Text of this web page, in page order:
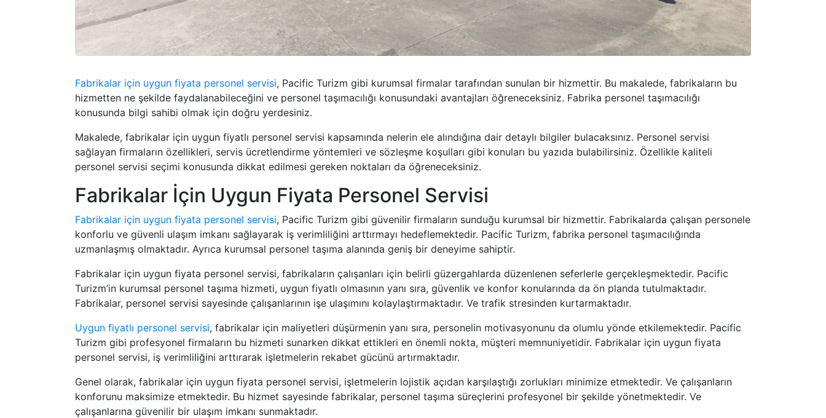
Fabrikalar için uygun fiyata personel servisi, Pacific Turizm gibi kurumsal firmalar tarafından sunulan bir hizmettir. Bu makalede, fabrikaların bu
hizmetten ne şekilde faydalanabileceğini ve personel taşımacılığı konusundaki avantajları öğreneceksiniz. Fabrika personel taşımacılığı
konusunda bilgi sahibi olmak için doğru yerdesiniz.
Makalede, fabrikalar için uygun fiyatlı personel servisi kapsamında nelerin ele alındığına dair detaylı bilgiler bulacaksınız. Personel servisi
sağlayan firmaların özellikleri, servis ücretlendirme yöntemleri ve sözleşme koşulları gibi konuları bu yazıda bulabilirsiniz. Özellikle kaliteli
personel servisi seçimi konusunda dikkat edilmesi gereken noktaları da öğreneceksiniz.
Fabrikalar İçin Uygun Fiyata Personel Servisi
Fabrikalar için uygun fiyata personel servisi, Pacific Turizm gibi güvenilir firmaların sunduğu kurumsal bir hizmettir. Fabrikalarda çalışan personele
konforlu ve güvenli ulaşım imkanı sağlayarak iş verimliliğini arttırmayı hedeflemektedir. Pacific Turizm, fabrika personel taşımacılığında
uzmanlaşmış olmaktadır. Ayrıca kurumsal personel taşıma alanında geniş bir deneyime sahiptir.
Fabrikalar için uygun fiyata personel servisi, fabrikaların çalışanları için belirli güzergahlarda düzenlenen seferlerle gerçekleşmektedir. Pacific
Turizm’in kurumsal personel taşıma hizmeti, uygun fiyatlı olmasının yanı sıra, güvenlik ve konfor konularında da ön planda tutulmaktadır.
Fabrikalar, personel servisi sayesinde çalışanlarının işe ulaşımını kolaylaştırmaktadır. Ve trafik stresinden kurtarmaktadır.
Uygun fiyatlı personel servisi, fabrikalar için maliyetleri düşürmenin yanı sıra, personelin motivasyonunu da olumlu yönde etkilemektedir. Pacific
Turizm gibi profesyonel firmaların bu hizmeti sunarken dikkat ettikleri en önemli nokta, müşteri memnuniyetidir. Fabrikalar için uygun fiyata
personel servisi, iş verimliliğini arttırarak işletmelerin rekabet gücünü artırmaktadır.
Genel olarak, fabrikalar için uygun fiyata personel servisi, işletmelerin lojistik açıdan karşılaştığı zorlukları minimize etmektedir. Ve çalışanların
konforunu maksimize etmektedir. Bu hizmet sayesinde fabrikalar, personel taşıma süreçlerini profesyonel bir şekilde yönetmektedir. Ve
çalışanlarına güvenilir bir ulaşım imkanı sunmaktadır.